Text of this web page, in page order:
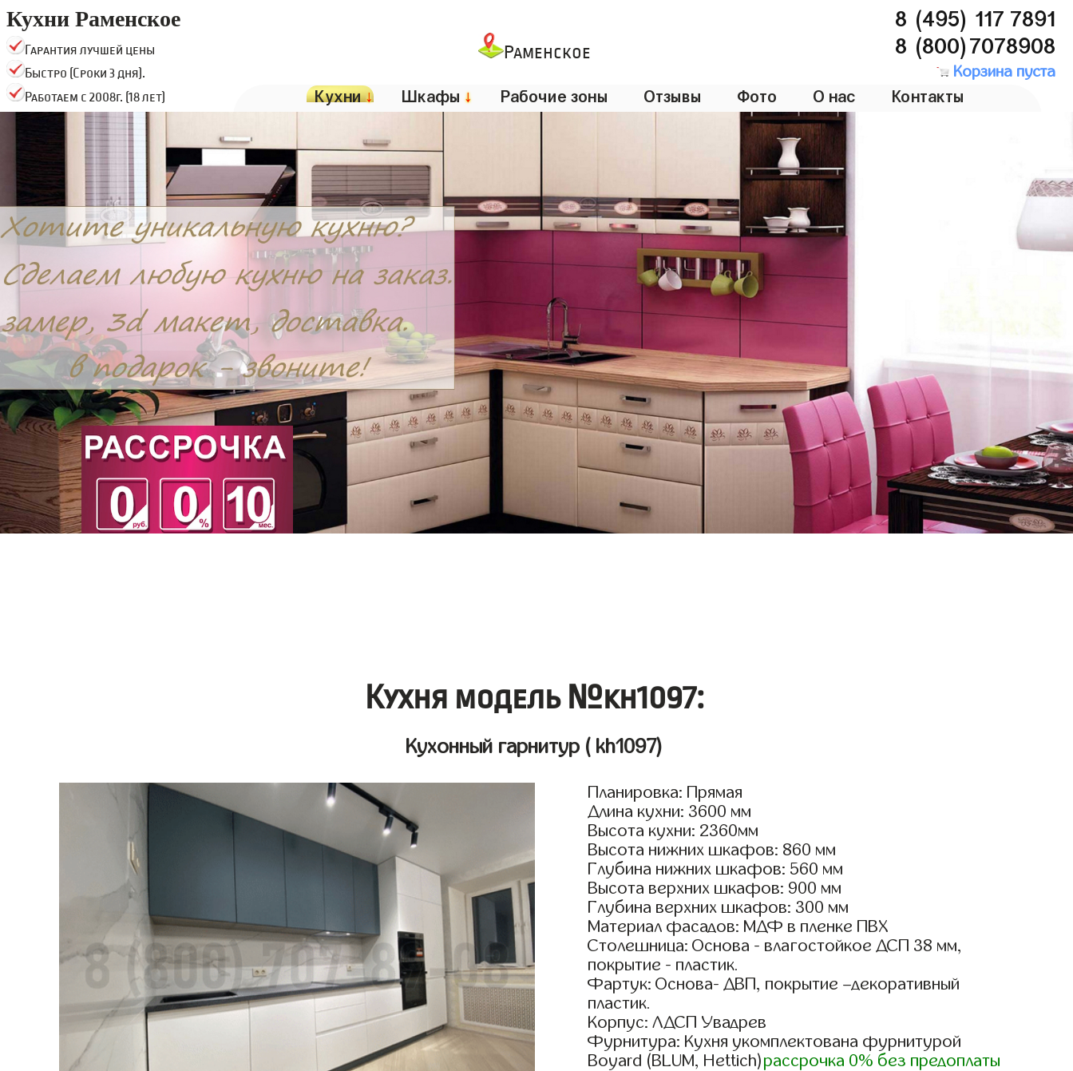
Кухни Раменское
Гарантия лучшей цены
Быстро (Сроки 3 дня).
Работаем с 2008г. (18 лет)
Раменское
8 (495) 117 7891
8 (800)7078908
Корзина пуста
Кухни↓ Шкафы ↓ Рабочие зоны Отзывы Фото О нас Контакты
Кухня модель №kh1097:
Кухонный гарнитур ( kh1097)
Планировка: Прямая
Длина кухни: 3600 мм
Высота кухни: 2360мм
Высота нижних шкафов: 860 мм
Глубина нижних шкафов: 560 мм
Высота верхних шкафов: 900 мм
Глубина верхних шкафов: 300 мм
Материал фасадов: МДФ в пленке ПВХ
Столешница: Основа - влагостойкое ДСП 38 мм,
покрытие - пластик.
Фартук: Основа- ДВП, покрытие –декоративный
пластик.
Корпус: ЛДСП Увадрев
Фурнитура: Кухня укомплектована фурнитурой
Boyard (BLUM, Hettich)рассрочка 0% без предоплаты